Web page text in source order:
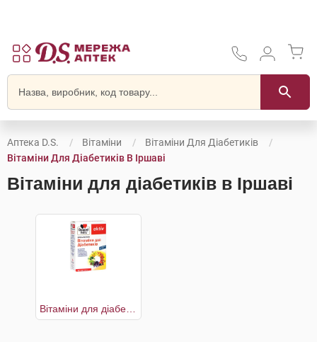
Аптека D.S. Вітаміни
Вітаміни Для Діабетиків
Вітаміни Для Діабетиків В Іршаві
Вітаміни для діабетиків в Іршаві